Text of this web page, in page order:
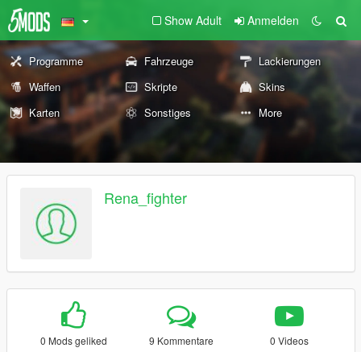
Show Adult Anmelden
Programme Fahrzeuge
Lackierungen
Waffen
Skripte
Skins
Karten
Sonstiges More
Rena_fighter
0 Mods geliked 9 Kommentare 0 Videos